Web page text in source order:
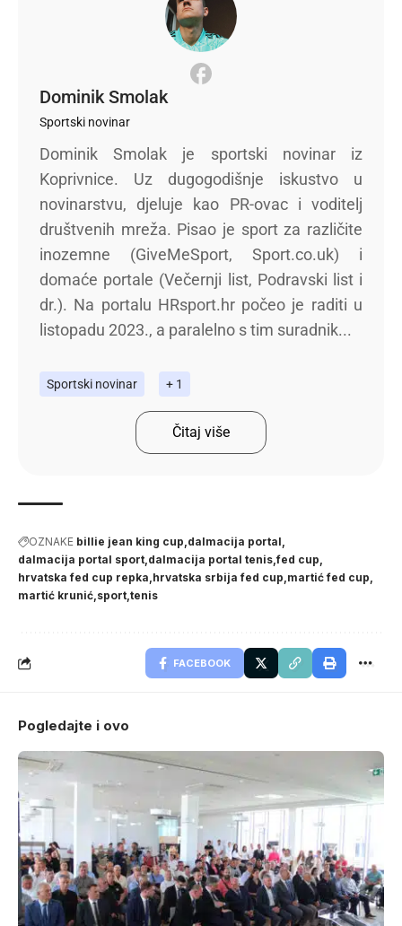
Dominik Smolak
Sportski novinar
Dominik Smolak je sportski novinar iz
Koprivnice. Uz dugogodišnje iskustvo u
novinarstvu, djeluje kao PR-ovac i voditelj
društvenih mreža. Pisao je sport za različite
inozemne (GiveMeSport, Sport.co.uk) i
domaće portale (Večernji list, Podravski list i
dr.). Na portalu HRsport.hr počeo je raditi u
listopadu 2023., a paralelno s tim suradnik...
Sportski novinar + 1
Čitaj više
OZNAKE billie jean king cup dalmacija portal
dalmacija portal sport dalmacija portal tenis fed cup
hrvatska fed cup repka hrvatska srbija fed cup martić fed cup
martić krunić sport tenis
FACEBOOK
Pogledajte i ovo